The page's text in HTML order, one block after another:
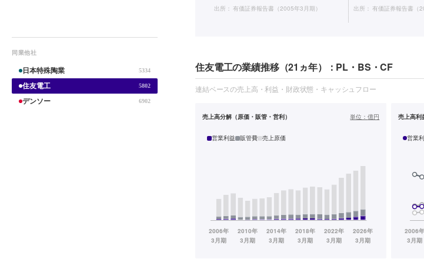
同業他社
日本特殊陶業 5334
住友電工 5802
デンソー 6902
出所： 有価証券報告書（2005年3月期） 出所： 有価証券報告書（
住友電工の業績推移（21ヵ年）：PL・BS・CF
連結ベースの売上高・利益・財政状態・キャッシュフロー
売上高分解（原価・販管・営利） 単位：億円
営業利益 販管費 売上原価
売上高利
営業